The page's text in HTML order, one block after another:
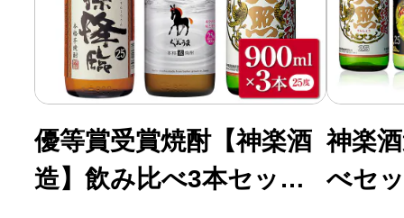
優等賞受賞焼酎【神楽酒
造】飲み比べ3本セット
神楽
べセ